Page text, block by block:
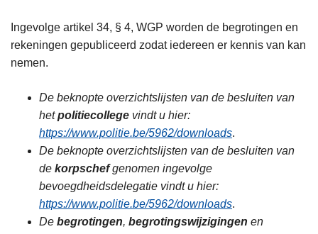
Ingevolge artikel 34, § 4, WGP worden de begrotingen en
rekeningen gepubliceerd zodat iedereen er kennis van kan
nemen.
De beknopte overzichtslijsten van de besluiten van
hetpolitiecollege vindt u hier:
https://www.politie.be/5962/downloads.
De beknopte overzichtslijsten van de besluiten van
de korpschefgenomen ingevolge
bevoegdheidsdelegatie vindt u hier:
https://www.politie.be/5962/downloads.
De begrotingen, begrotingswijzigingen en